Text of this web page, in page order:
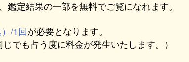
鑑定結果の一部を無料でご覧になれます。
/1回が必要となります。
でも占う度に料金が発生いたします。）